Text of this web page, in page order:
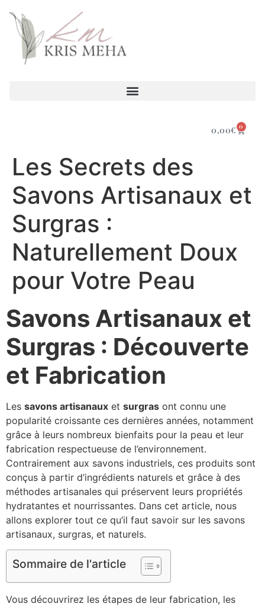
0,00€ 0
Les Secrets des
Savons Artisanaux et
Surgras :
Naturellement Doux
pour Votre Peau
Savons Artisanaux et
Surgras : Découverte
et Fabrication
Les savons artisanaux et surgras ont connu une
popularité croissante ces dernières années, notamment
grâce à leurs nombreux bienfaits pour la peau et leur
fabrication respectueuse de l’environnement.
Contrairement aux savons industriels, ces produits sont
conçus à partir d’ingrédients naturels et grâce à des
méthodes artisanales qui préservent leurs propriétés
hydratantes et nourrissantes. Dans cet article, nous
allons explorer tout ce qu’il faut savoir sur les savons
artisanaux, surgras, et naturels.
Sommaire de l'article
Vous découvrirez les étapes de leur fabrication, les